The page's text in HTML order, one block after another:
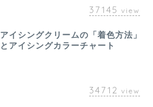
37145 view
アイシングクリームの「着色方法」
とアイシングカラーチャート
34712 view